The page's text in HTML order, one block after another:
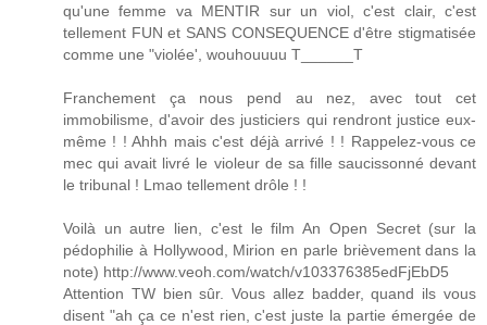
qu'une femme va MENTIR sur un viol, c'est clair, c'est
tellement FUN et SANS CONSEQUENCE d'être stigmatisée
comme une "violée', wouhouuuu T______T
Franchement ça nous pend au nez, avec tout cet
immobilisme, d'avoir des justiciers qui rendront justice eux-
même ! ! Ahhh mais c'est déjà arrivé ! ! Rappelez-vous ce
mec qui avait livré le violeur de sa fille saucissonné devant
le tribunal ! Lmao tellement drôle ! !
Voilà un autre lien, c'est le film An Open Secret (sur la
pédophilie à Hollywood, Mirion en parle brièvement dans la
note) http://www.veoh.com/watch/v103376385edFjEbD5
Attention TW bien sûr. Vous allez badder, quand ils vous
disent "ah ça ce n'est rien, c'est juste la partie émergée de